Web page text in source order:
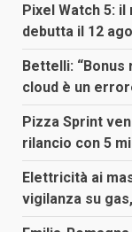
Pixel Watch 5:
debutta il 12
Bettelli:
cloud è un
Pizza Sprint
rilancio con 5
Elettricità ai
vigilanza su